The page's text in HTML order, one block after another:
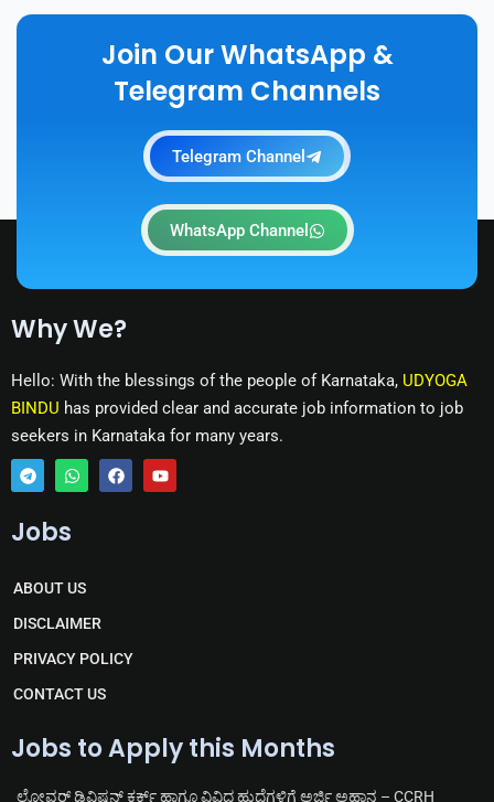
Join Our WhatsApp &
Telegram Channels
Telegram Channel
WhatsApp Channel
Why We?
Hello: With the blessings of the people of Karnataka, UDYOGA
BINDU has provided clear and accurate job information to job
seekers in Karnataka for many years.
T
l
r
a
m
W
a
a
p
p
F Y
Jobs
ABOUT US
DISCLAIMER
PRIVACY POLICY
CONTACT US
Jobs to Apply this Months
ಲೋವರ್ ಡಿವಿಷನ್ ಕ್ಲರ್ಕ್ ಹಾಗೂ ವಿವಿಧ ಹುದ್ದೆಗಳಿಗೆ ಅರ್ಜಿ ಅಹ್ವಾನ – CCRH